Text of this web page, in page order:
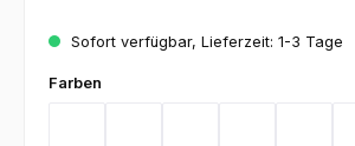
Sofort verfügbar, Lieferzeit: 1-3 Tage
Farben